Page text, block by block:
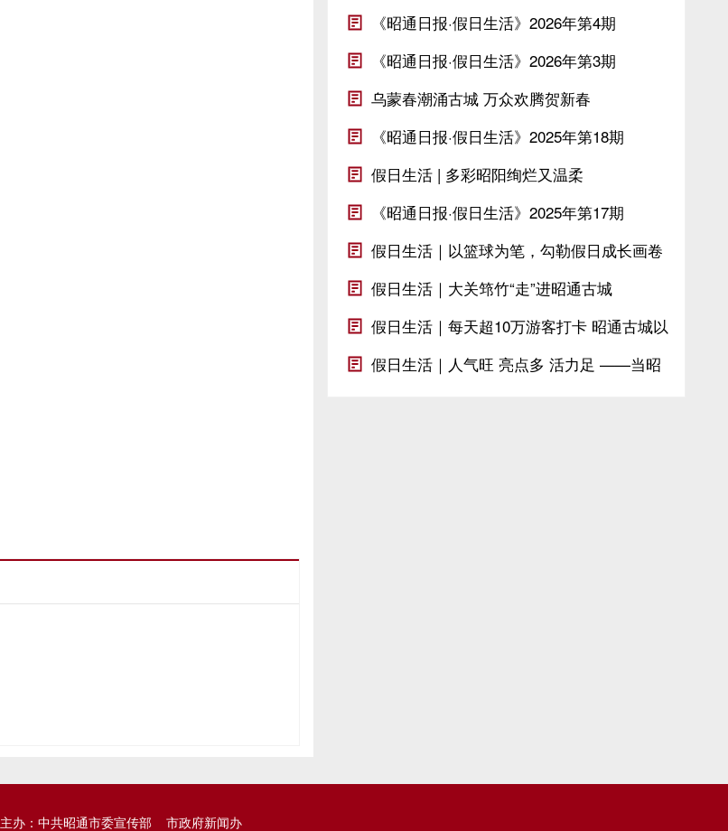
《昭通日报·假日生活》2026年第4期
《昭通日报·假日生活》2026年第3期
乌蒙春潮涌古城 万众欢腾贺新春
《昭通日报·假日生活》2025年第18期
假日生活 | 多彩昭阳绚烂又温柔
《昭通日报·假日生活》2025年第17期
假日生活｜以篮球为笔，勾勒假日成长画卷
假日生活｜大关筇竹“走”进昭通古城
假日生活｜每天超10万游客打卡 昭通古城以
文化盛宴开启“活化突围”
假日生活｜人气旺 亮点多 活力足 ——当昭
主办：中共昭通市委宣传部 市政府新闻办